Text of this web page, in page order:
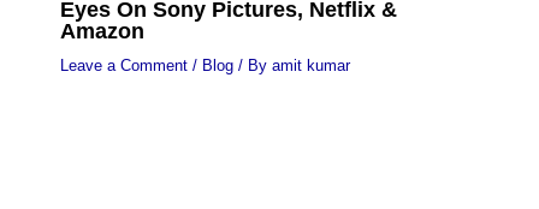
Eyes On Sony Pictures, Netflix &
Amazon
Leave a Comment / Blog/ By amit kumar